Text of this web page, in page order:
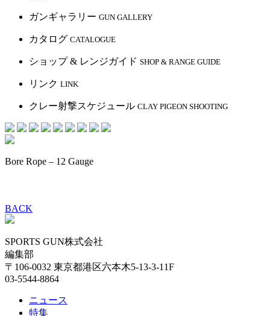
ガンギャラリー GUN GALLERY
カタログ CATALOGUE
ショップ & レンジガイド SHOP & RANGE GUIDE
リンク LINK
クレー射撃スケジュール CLAY PIGEON SHOOTING
Bore Rope – 12 Gauge
BACK
SPORTS GUN株式会社
編集部
〒106-0032 東京都港区六本木5-13-3-11F
03-5544-8864
ニュース
特集